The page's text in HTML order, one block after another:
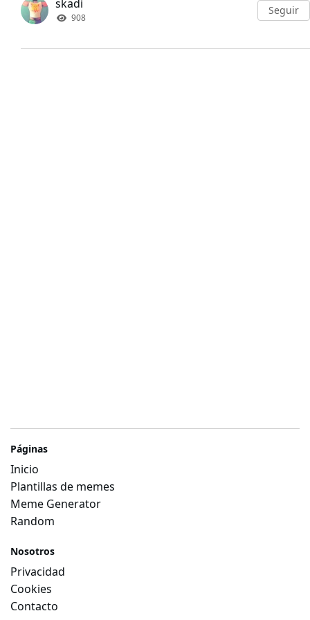
skadi
908
Seguir
Páginas
Inicio
Plantillas de memes
Meme Generator
Random
Nosotros
Privacidad
Cookies
Contacto